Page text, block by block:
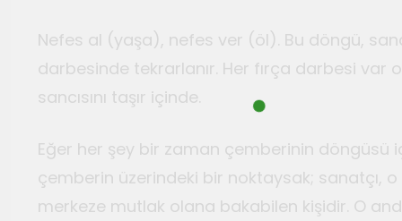
Nefes al (yaşa), nefes ver (öl). Bu döngü,
darbesinde tekrarlanır. Her fırça darbesi var
sancısını taşır içinde.
Eğer her şey bir zaman çemberinin döngüsü
çemberin üzerindeki bir noktaysak; sanatçı, o
merkeze mutlak olana bakabilen kişidir. O